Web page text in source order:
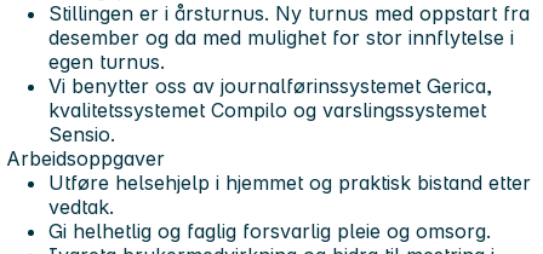
Stillingen er i årsturnus. Ny turnus med oppstart fra
desember og da med mulighet for stor innflytelse i
egen turnus.
Vi benytter oss av journalførinssystemet Gerica,
kvalitetssystemet Compilo og varslingssystemet
Sensio.
Arbeidsoppgaver
Utføre helsehjelp i hjemmet og praktisk bistand etter
vedtak.
Gi helhetlig og faglig forsvarlig pleie og omsorg.